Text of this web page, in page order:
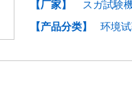
【厂家】
スガ試験
【产品分类】
环境